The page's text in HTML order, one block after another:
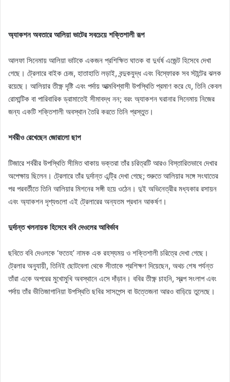
অ্যাকশন অবতারে আলিয়া ভাটের সবচেয়ে শক্তিশালী রূপ
আলফা সিনেমায় আলিয়া ভাটকে একজন প্রশিক্ষিত ঘাতক বা দুর্ধর্ষ এজেন্ট হিসেবে দেখা
গেছে। ট্রেলারে বাইক চেজ, হাতাহাতি লড়াই, বন্দুকযুদ্ধ এবং বিস্ফোরক সব স্টান্টের ঝলক
রয়েছে। আলিয়ার তীক্ষ্ণ দৃষ্টি এবং পর্দায় আত্মবিশ্বাসী উপস্থিতি প্রমাণ করে যে, তিনি কেবল
রোমান্টিক বা পারিবারিক ড্রামাতেই সীমাবদ্ধ নন; বরং অ্যাকশন ঘরানার সিনেমায় নিজের
জন্য একটি শক্তিশালী অবস্থান তৈরি করতে তিনি প্রস্তুত।
শর্বরীও রেখেছেন জোরালো ছাপ
টিজারে শর্বরীর উপস্থিতি সীমিত থাকায় ভক্তরা তাঁর চরিত্রটি আরও বিস্তারিতভাবে দেখার
অপেক্ষায় ছিলেন। ট্রেলারে তাঁর দুর্দান্ত এন্ট্রি দেখা গেছে; শুরুতে আলিয়ার সঙ্গে সংঘাতের
পর পরবর্তীতে তিনি আলিয়ার মিশনের সঙ্গী হয়ে ওঠেন। দুই অভিনেত্রীর মধ্যকার রসায়ন
এবং অ্যাকশন দৃশ্যগুলো এই ট্রেলারের অন্যতম প্রধান আকর্ষণ।
দুর্দান্ত খলনায়ক হিসেবে ববি দেওলের আবির্ভাব
ছবিতে ববি দেওলকে ‘ফতেহ’ নামক এক রহস্যময় ও শক্তিশালী চরিত্রে দেখা গেছে।
ট্রেলার অনুযায়ী, তিনিই ছোটবেলা থেকে সীতাকে প্রশিক্ষণ দিয়েছেন, অথচ শেষ পর্যন্ত
তাঁরা একে অপরের মুখোমুখি অবস্থানে এসে দাঁড়ান। ববির তীক্ষ্ণ চাহনি, স্বল্প সংলাপ এবং
পর্দায় তাঁর ভীতিজাগানিয়া উপস্থিতি ছবির সাসপেন্স বা উত্তেজনা আরও বাড়িয়ে তুলেছে।